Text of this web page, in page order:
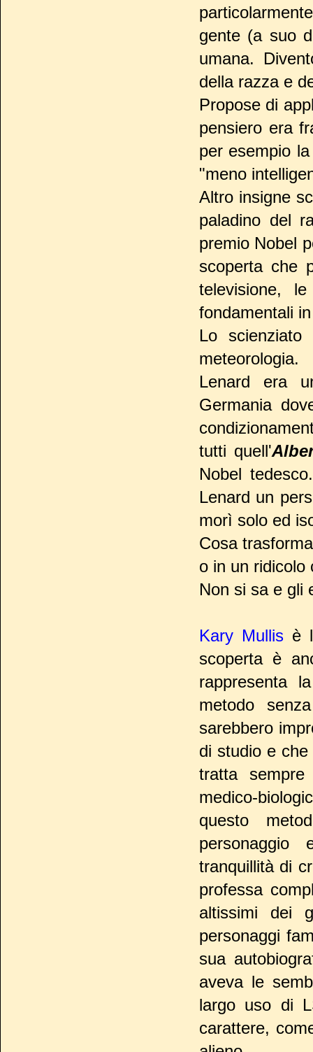
gente (a suo
umana.
della razza e
Propose di
pensiero era
per esempio
"meno
Altro insigne
paladino del
premio Nobel
scoperta che
televisione,
fondamentali
Lo
meteorologia.
Lenard era
Germania
tutti quell'
Nobel
Lenard un
morì solo ed
Cosa
o in un ridicolo
Non si sa e gli
Kary Mullis è
scoperta è
rappresenta
metodo
sarebbero
di studio e
tratta
medico-
questo
personaggio
tranquillità di
professa
altissimi dei
personaggi
sua
aveva le
largo uso di
carattere,